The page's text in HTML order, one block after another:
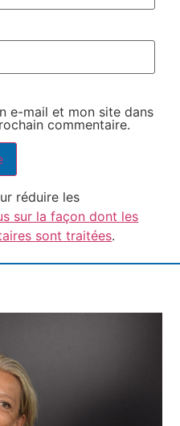
e-mail et mon site dans
commentaire.
réduire les
sur la façon dont les
sont traitées.